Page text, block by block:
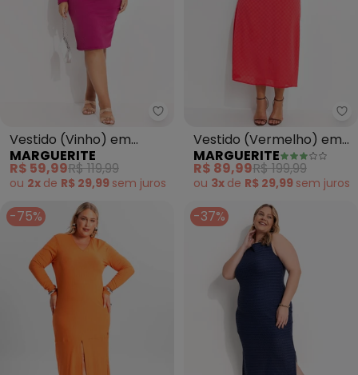
Marguerite - Vestido (Vinho)
Vestido (Vinho) em
Canelado
MARGUERITE
R$ 59,99R$ 119,99
ou 2x de R$ 29,99 sem juros
Vestido (Vermelho) em
Crepe Plano
MARGUERITE
R$ 89,99R$ 199,99
ou 3x de R$ 29,99 sem juros
-75% -37%